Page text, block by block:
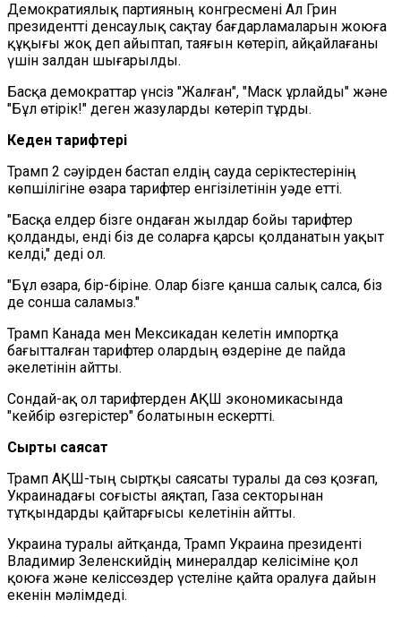
Демократиялық партияның конгресмені Ал Грин
президентті денсаулық сақтау бағдарламаларын жоюға
құқығы жоқ деп айыптап, таяғын көтеріп, айқайлағаны
үшін залдан шығарылды.
Басқа демократтар үнсіз "Жалған", "Маск ұрлайды" және
"Бұл өтірік!" деген жазуларды көтеріп тұрды.
Кеден тарифтері
Трамп 2 сәуірден бастап елдің сауда серіктестерінің
көпшілігіне өзара тарифтер енгізілетінін уәде етті.
"Басқа елдер бізге ондаған жылдар бойы тарифтер
қолданды, енді біз де соларға қарсы қолданатын уақыт
келді," деді ол.
"Бұл өзара, бір-біріне. Олар бізге қанша салық салса, біз
де сонша саламыз."
Трамп Канада мен Мексикадан келетін импортқа
бағытталған тарифтер олардың өздеріне де пайда
әкелетінін айтты.
Сондай-ақ ол тарифтерден АҚШ экономикасында
"кейбір өзгерістер" болатынын ескертті.
Сыртқы саясат
Трамп АҚШ-тың сыртқы саясаты туралы да сөз қозғап,
Украинадағы соғысты аяқтап, Газа секторынан
тұтқындарды қайтарғысы келетінін айтты.
Украина туралы айтқанда, Трамп Украина президенті
Владимир Зеленскийдің минералдар келісіміне қол
қоюға және келіссөздер үстеліне қайта оралуға дайын
екенін мәлімдеді.